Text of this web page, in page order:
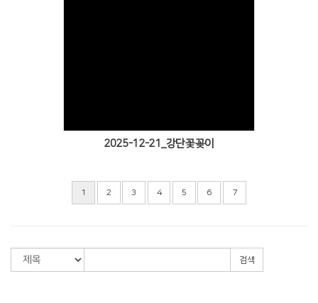
2025-12-21_강단꽃꽂이
1 2 3 4 5 6 7
검색